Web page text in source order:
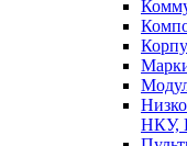
НКУ,